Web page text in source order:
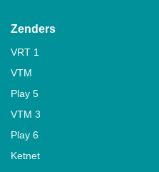
Zenders
VRT 1
VTM
Play 5
VTM 3
Play 6
Ketnet